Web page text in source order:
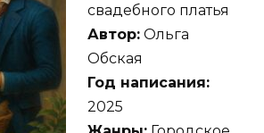
свадебного платья
Автор: Ольга
Обская
Год написания:
2025